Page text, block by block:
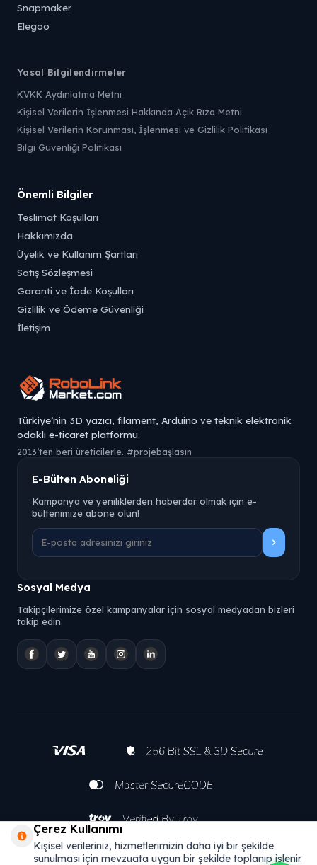
Snapmaker
Elegoo
Yasal Bilgilendirmeler
KVKK Aydınlatma Metni
Kişisel Verilerin İşlenmesi Hakkında Açık Rıza Metni
Kişisel Verilerin Korunması, İşlenmesi ve Gizlilik Politikası
Bilgi Güvenliği Politikası
Önemli Bilgiler
Teslimat Koşulları
Hakkımızda
Üyelik ve Kullanım Şartları
Satış Sözleşmesi
Garanti ve İade Koşulları
Gizlilik ve Ödeme Güvenliği
İletişim
Türkiye’nin 3D yazıcı, filament, Arduino ve teknik elektronik
odaklı e-ticaret platformu.
2013’ten beri üreticilerle. #projebaşlasın
E-Bülten Aboneliği
Kampanya ve yeniliklerden haberdar olmak için e-
bültenimize abone olun!
Sosyal Medya
Takipçilerimize özel kampanyalar için sosyal medyadan bizleri
takip edin.
Çerez Kullanımı
Kişisel verileriniz, hizmetlerimizin daha iyi bir şekilde
sunulması için mevzuata uygun bir şekilde toplanıp işlenir.